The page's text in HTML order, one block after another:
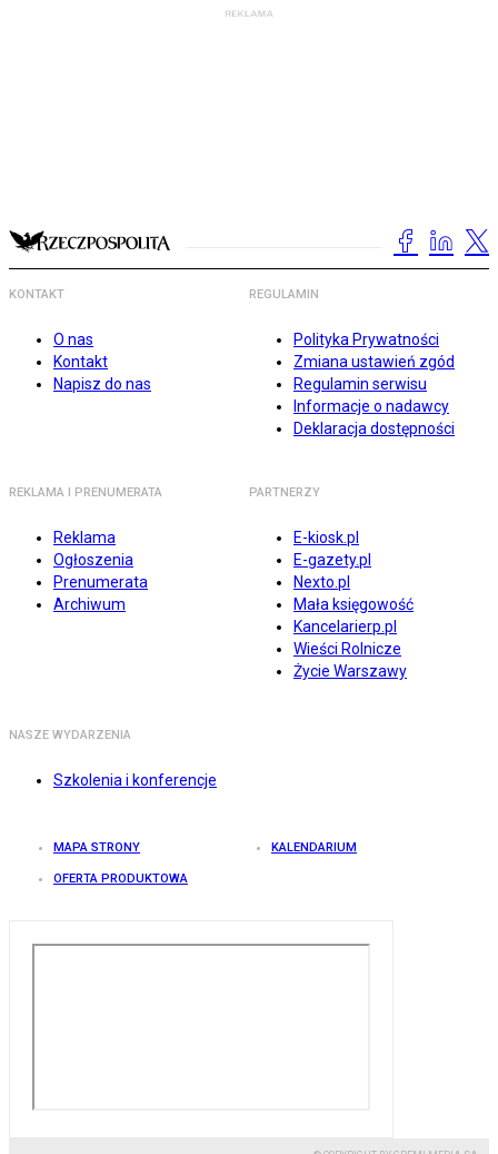
KONTAKT
O nas
Kontakt
Napisz do nas
REGULAMIN
Polityka Prywatności
Zmiana ustawień zgód
Regulamin serwisu
Informacje o nadawcy
Deklaracja dostępności
REKLAMA I PRENUMERATA
Reklama
Ogłoszenia
Prenumerata
Archiwum
PARTNERZY
E-kiosk.pl
E-gazety.pl
Nexto.pl
Mała księgowość
Kancelarierp.pl
Wieści Rolnicze
Życie Warszawy
NASZE WYDARZENIA
Szkolenia i konferencje
MAPA STRONY KALENDARIUM
OFERTA PRODUKTOWA